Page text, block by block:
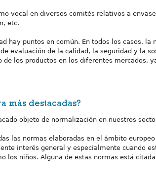
vocal en diversos comités relativos a
etc.
hay puntos en común. En todos los casos,
evaluación de la calidad, la seguridad y la
los productos en los diferentes mercados,
más destacadas?
objeto de normalización en nuestros
las normas elaboradas en el ámbito
interés general y especialmente cuando
los niños. Alguna de estas normas está